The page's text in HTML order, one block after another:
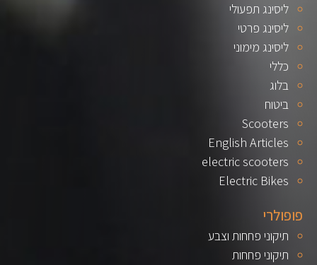
ליסינג תפעולי
ליסינג פרטי
ליסינג מימוני
כללי
בלוג
ביטוח
Scooters
English Articles
electric scooters
Electric Bikes
פופולרי
תיקוני פחחות וצבע
תיקוני פחחות